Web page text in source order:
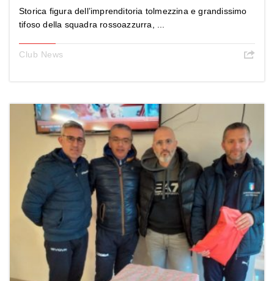
Storica figura dell’imprenditoria tolmezzina e grandissimo
tifoso della squadra rossoazzurra, ...
Club News